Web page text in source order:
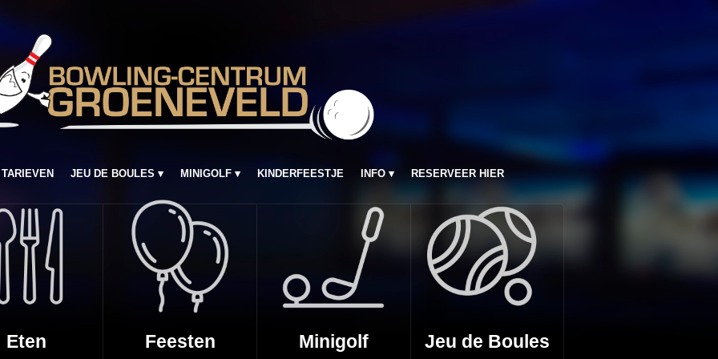
TARIEVEN JEU DE BOULES MINIGOLF KINDERFEESTJE INFO RESERVEER HIER
Eten Feesten Minigolf Jeu de Boules